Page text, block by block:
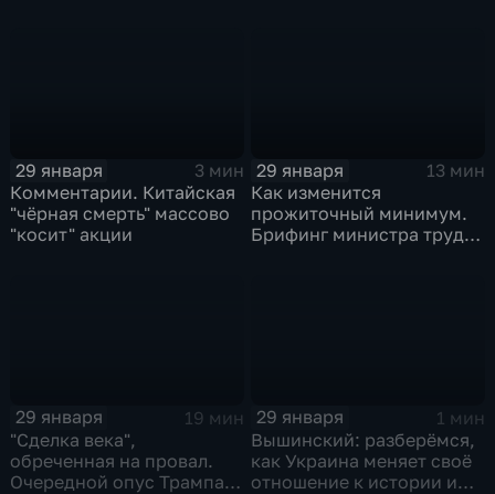
29 января
3 мин
Комментарии. Китайская
"чёрная смерть" массово
"косит" акции
29 января
13 мин
Как изменится
прожиточный минимум.
Брифинг министра труда
29 января
19 мин
"Сделка века",
обреченная на провал.
Очередной опус Трампа.
29 января
1 мин
Вышинский: разберёмся,
как Украина меняет своё
отношение к истории и